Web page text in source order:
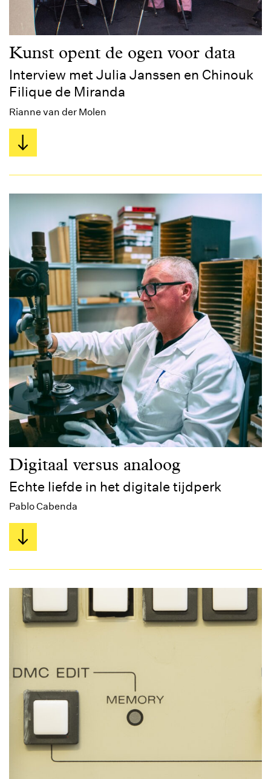
Kunst opent de ogen voor data
Interview met Julia Janssen en Chinouk
Filique de Miranda
Rianne van der Molen
Digitaal versus analoog
Echte liefde in het digitale tijdperk
Pablo Cabenda